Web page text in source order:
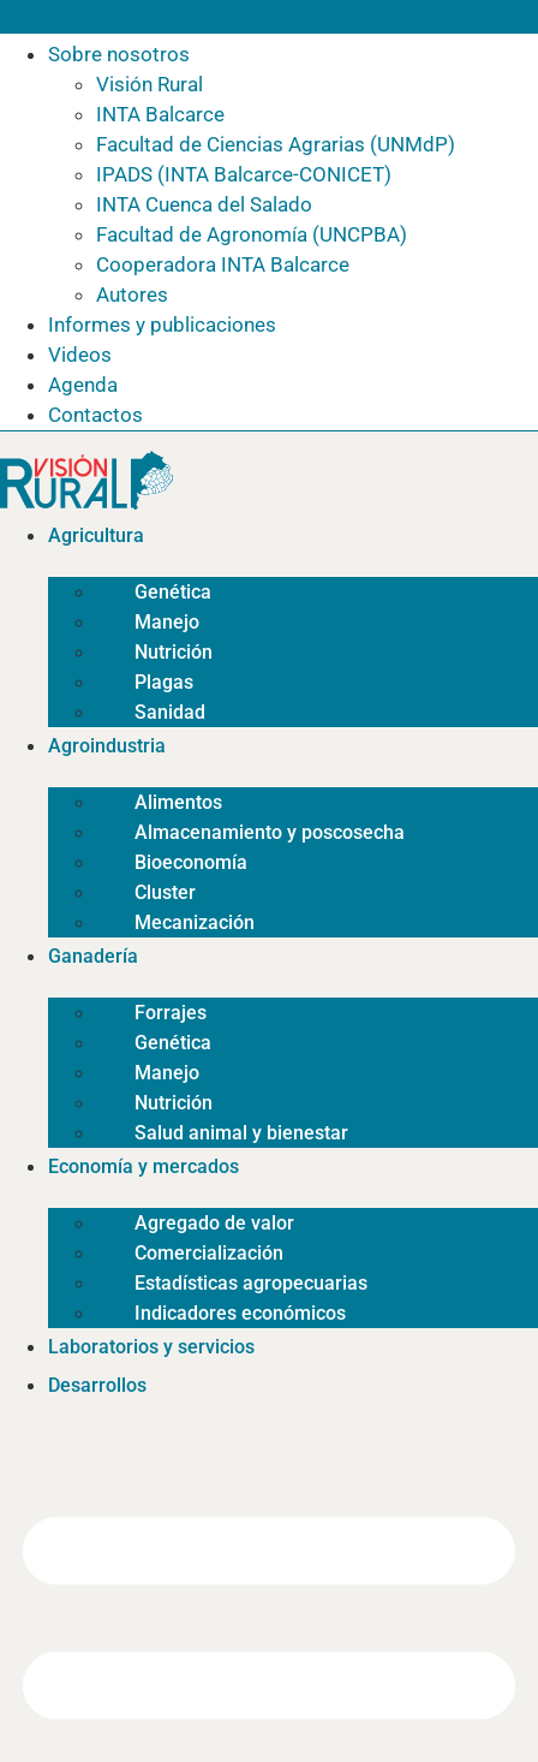
Sobre nosotros
Visión Rural
INTA Balcarce
Facultad de Ciencias Agrarias (UNMdP)
IPADS (INTA Balcarce-CONICET)
INTA Cuenca del Salado
Facultad de Agronomía (UNCPBA)
Cooperadora INTA Balcarce
Autores
Informes y publicaciones
Videos
Agenda
Contactos
Agricultura
Genética
Manejo
Nutrición
Plagas
Sanidad
Agroindustria
Alimentos
Almacenamiento y poscosecha
Bioeconomía
Cluster
Mecanización
Ganadería
Forrajes
Genética
Manejo
Nutrición
Salud animal y bienestar
Economía y mercados
Agregado de valor
Comercialización
Estadísticas agropecuarias
Indicadores económicos
Laboratorios y servicios
Desarrollos